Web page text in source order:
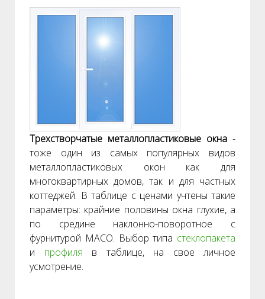
Трехстворчатые металлопластиковые окна -
тоже один из самых популярных видов
металлопластиковых окон как для
многоквартирных домов, так и для частных
коттеджей. В таблице с ценами учтены такие
параметры: крайние половины окна глухие, а
по средине наклонно-поворотное с
фурнитурой MACO. Выбор типа стеклопакета
и профиля в таблице, на свое личное
усмотрение.